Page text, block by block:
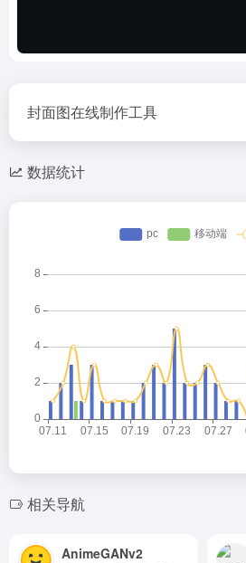
封面图在线制作工具
数据统计
相关导航
AnimeGANv2